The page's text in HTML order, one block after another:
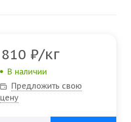
810 ₽/кг
В наличии
Предложить свою
цену